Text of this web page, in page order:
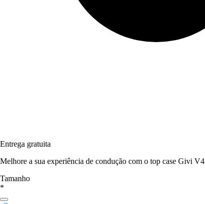
Entrega gratuita
Melhore a sua experiência de condução com o top case Givi
Tamanho
*